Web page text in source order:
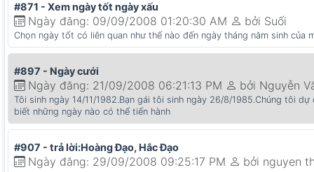
#871 - Xem ngày tốt ngày xấu
Ngày đăng: 09/09/2008 01:20:30 AM bởi Suối
Chọn ngày tốt có liên quan như thế nào đến ngày tháng năm sinh của
#897 - Ngày cưới
Ngày đăng: 21/09/2008 06:21:13 PM bởi Nguyễn
Tôi sinh ngày 14/11/1982.Bạn gái tôi sinh ngày 26/8/1985.Chúng tôi
biết những ngày nào có thể tiến hành
#907 - trả lời:Hoàng Đạo, Hắc Đạo
Ngày đăng: 29/09/2008 09:25:17 PM bởi nguyen